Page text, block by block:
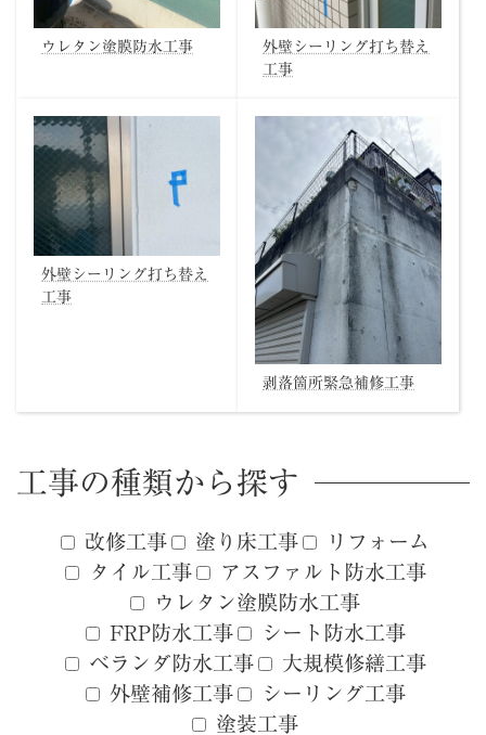
ウレタン塗膜防水工事
外壁シーリング打ち替え
工事
外壁シーリング打ち替え
工事
剥落箇所緊急補修工事
工事の種類から探す
改修工事 塗り床工事
リフォーム
タイル工事
アスファルト防水工事
ウレタン塗膜防水工事
FRP防水工事
シート防水工事
ベランダ防水工事
大規模修繕工事
外壁補修工事
シーリング工事
塗装工事